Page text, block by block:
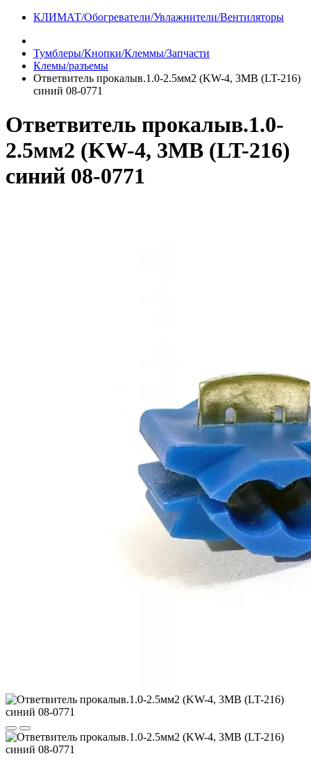
КЛИМАТ/Обогреватели/Увлажнители/Вентиляторы
Тумблеры/Кнопки/Клеммы/Запчасти
Клемы/разъемы
Ответвитель прокалыв.1.0-2.5мм2 (KW-4, 3MB (LT-216)
синий 08-0771
Ответвитель прокалыв.1.0-
2.5мм2 (KW-4, 3MB (LT-216)
синий 08-0771